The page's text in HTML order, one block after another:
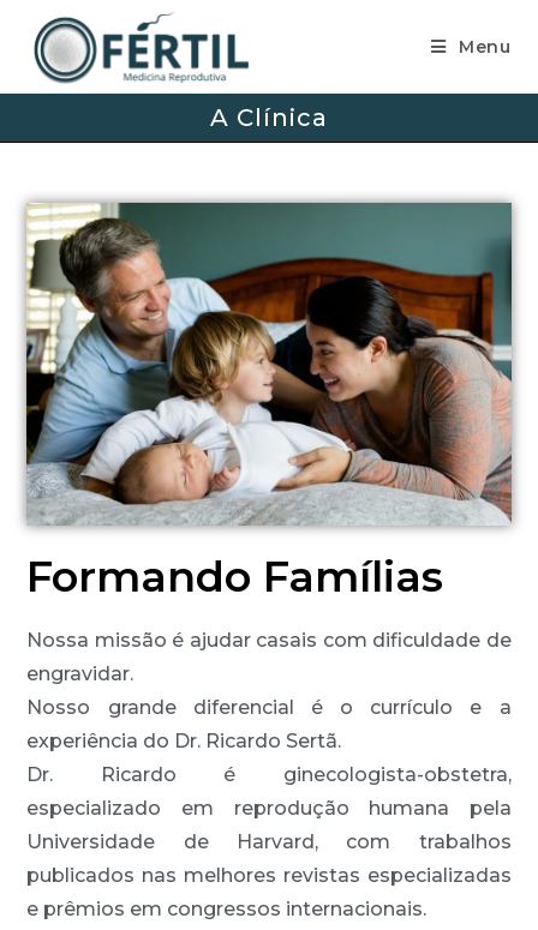
Menu
A Clínica
Formando Famílias
Nossa missão é ajudar casais com dificuldade de
engravidar.
Nosso grande diferencial é o currículo e a
experiência do Dr. Ricardo Sertã.
Dr. Ricardo é ginecologista-obstetra,
especializado em reprodução humana pela
Universidade de Harvard, com trabalhos
publicados nas melhores revistas especializadas
e prêmios em congressos internacionais.